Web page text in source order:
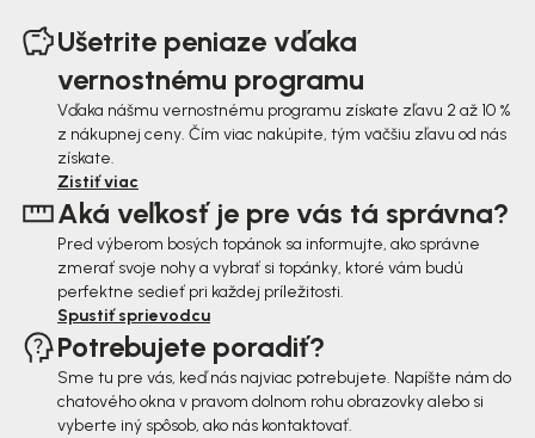
Ušetrite peniaze vďaka
vernostnému programu
Vďaka nášmu vernostnému programu získate zľavu 2 až 10 %
z nákupnej ceny. Čím viac nakúpite, tým väčšiu zľavu od nás
získate.
Zistiť viac
Aká veľkosť je pre vás tá správna?
Pred výberom bosých topánok sa informujte, ako správne
zmerať svoje nohy a vybrať si topánky, ktoré vám budú
perfektne sedieť pri každej príležitosti.
Spustiť sprievodcu
Potrebujete poradiť?
Sme tu pre vás, keď nás najviac potrebujete. Napíšte nám do
chatového okna v pravom dolnom rohu obrazovky alebo si
vyberte iný spôsob, ako nás kontaktovať.